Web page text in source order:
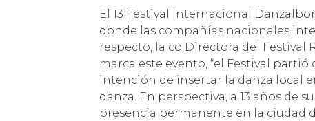
El 13 Festival Internacional
donde las compañías nacionales
respecto, la co Directora del Festival
marca este evento, “el Festival
intención de insertar la danza local
danza. En perspectiva, a 13 años de
presencia permanente en la ciudad